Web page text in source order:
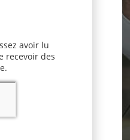
avoir lu
dans une nouvelle fenêtre)
recevoir des